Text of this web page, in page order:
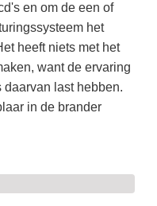
en om de een of
het
heeft niets met het
want de ervaring
daarvan last hebben.
in de brander